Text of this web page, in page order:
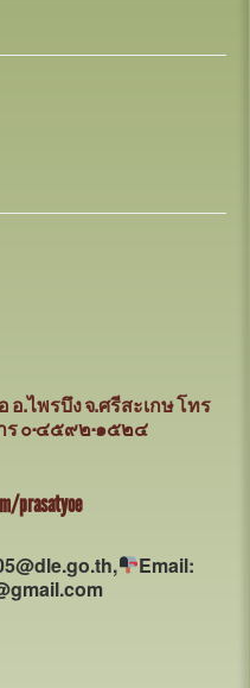
อ.ไพรบึง จ.ศรีสะเกษโทร
ร ๐-๔๕๙๒-๑๕๒๔
prasatyoe
Email: